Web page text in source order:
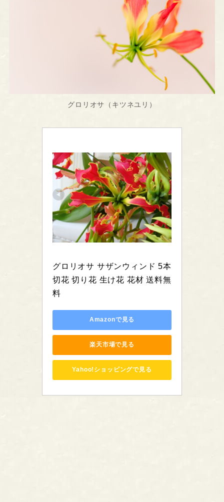
グロリオサ（キツネユリ）
グロリオサ サザンウィンド 5本
切花 切り花 生け花 花材 送料無
料
Amazonで見る
楽天市場で見る
Yahoo!ショッピングで見る